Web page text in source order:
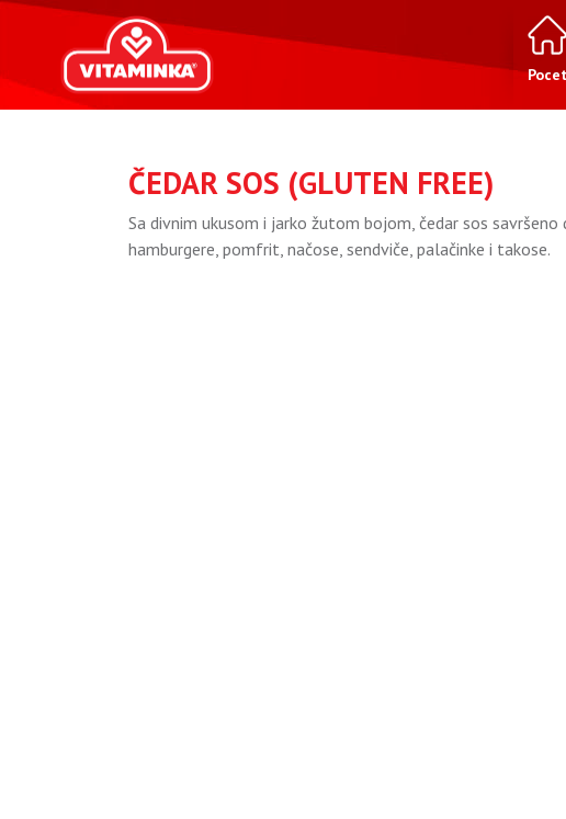
ČEDAR SOS (GLUTEN FREE)
Sa divnim ukusom i jarko žutom bojom, čedar sos savršeno
hamburgere, pomfrit, načose, sendviče, palačinke i takose.